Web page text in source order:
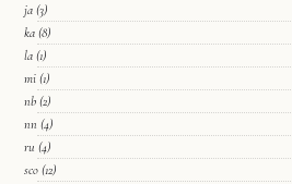
ja (3)
ka (8)
la (1)
mi (1)
nb (2)
nn (4)
ru (4)
sco (12)